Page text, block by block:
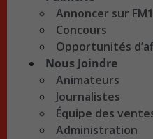
Annoncer sur
Concours
Opportunités
Nous Joindre
Animateurs
Journalistes
Équipe des
Administration